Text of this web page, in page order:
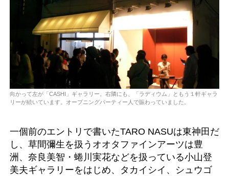
向かって左が「CASHI」ギャラリー。右隣にも、「ラディウム」ともう１軒ギャラ
リーが続いています。オープニングパーティー人で賑わっていました。
一個前のエントリで書いたTARO NASUは東神田だ
し、草間彌生を扱うオオタファインアーツは豊
洲、奈良美智・蜷川実花などを扱っている小山登
美夫ギャラリーをはじめ、タカイシイ、シュウゴ